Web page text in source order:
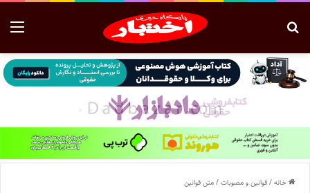
خانه/قوانین و مصوبات/متن قوانین